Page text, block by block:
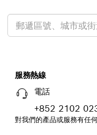
服務熱線
電話
+852 2102
對我們的產品或服務有任